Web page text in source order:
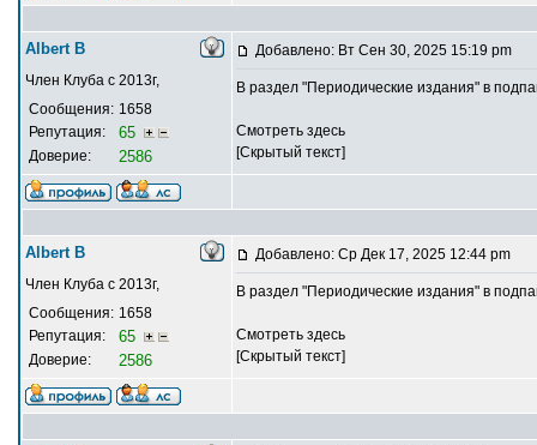
Albert В
Член Клуба с 2013г,
Сообщения: 1658
Репутация:
65
Доверие: 2586
Добавлено: Вт Сен 30, 2025 15:19 pm
В раздел "Периодические издания" в
Смотреть здесь
[Скрытый текст]
Albert В
Член Клуба с 2013г,
Сообщения: 1658
Репутация:
65
Доверие: 2586
Добавлено: Ср Дек 17, 2025 12:44 pm
В раздел "Периодические издания" в
Смотреть здесь
[Скрытый текст]